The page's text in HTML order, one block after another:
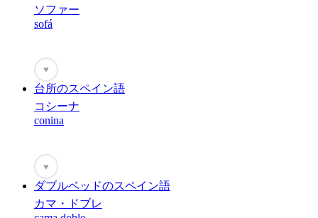
ソファー
sofá
♥
台所のスペイン語
コシーナ
conina
♥
ダブルベッドのスペイン語
カマ・ドブレ